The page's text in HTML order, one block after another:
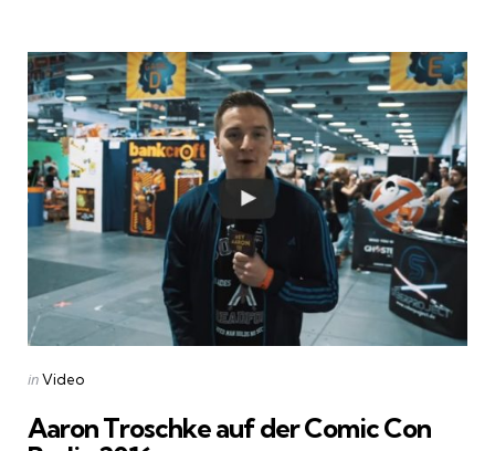
Categories
Posted
inVideo
Aaron Troschke auf der Comic Con